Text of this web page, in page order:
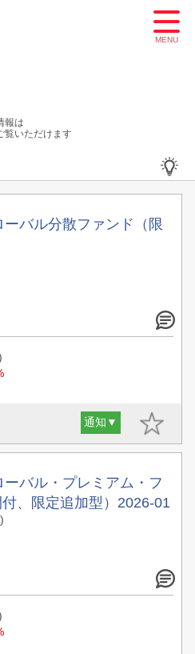
MENU
報は
覧いただけます
バル分散ファンド（限
通知 ▼
バル・プレミアム・フ
、限定追加型）2026-01